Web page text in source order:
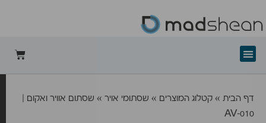
דף הבית » קטלוג המוצרים » שסתומי אויר » שסתום אוויר ואקום |
AV-010